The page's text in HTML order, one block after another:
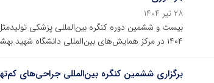
۲۸ تیر ۱۴۰۴
۱۴۰۴ در مرکز همایش‌های بین‌المللی دانشگاه شهید بهشتی برگزار می شود.
برگزاری ششمین کنگره بین‌المللی جراحی‌های